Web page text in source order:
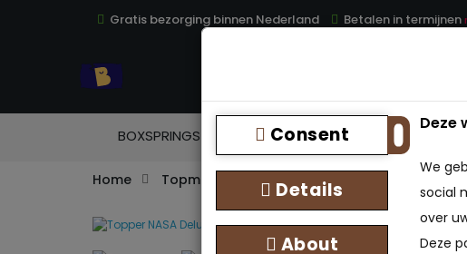
Gratis bezorging binnen Nederland Betalen in termijnen
BOXSPRINGS MATRASSEN
Home Topmatras Topper Topper NASA
Consent
Details
About
Deze
We
social
over
Deze